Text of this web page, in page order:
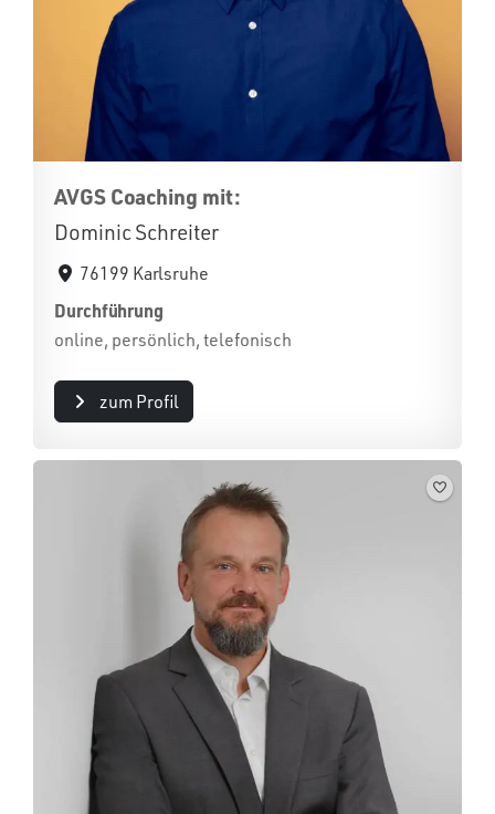
AVGS Coaching mit:
Dominic Schreiter
76199 Karlsruhe
Durchführung
online, persönlich, telefonisch
zum Profil